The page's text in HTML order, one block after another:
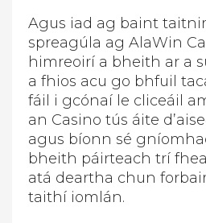
Agus iad ag baint
spreagúla ag AlaWin
himreoirí a bheith ar a
a fhios acu go bhfuil
fáil i gcónaí le cliceáil
an Casino tús áite
agus bíonn sé
bheith páirteach trí
atá deartha chun
taithí iomlán.